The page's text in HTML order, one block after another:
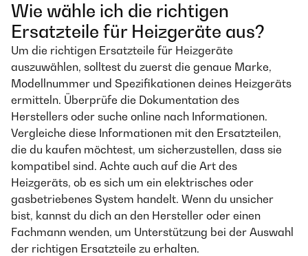
Wie wähle ich die richtigen
Ersatzteile für Heizgeräte aus?
Um die richtigen Ersatzteile für Heizgeräte
auszuwählen, solltest du zuerst die genaue Marke,
Modellnummer und Spezifikationen deines Heizgeräts
ermitteln. Überprüfe die Dokumentation des
Herstellers oder suche online nach Informationen.
Vergleiche diese Informationen mit den Ersatzteilen,
die du kaufen möchtest, um sicherzustellen, dass sie
kompatibel sind. Achte auch auf die Art des
Heizgeräts, ob es sich um ein elektrisches oder
gasbetriebenes System handelt. Wenn du unsicher
bist, kannst du dich an den Hersteller oder einen
Fachmann wenden, um Unterstützung bei der Auswahl
der richtigen Ersatzteile zu erhalten.